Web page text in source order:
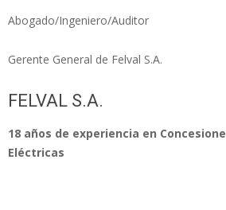
Abogado/Ingeniero/Auditor
Gerente General de Felval S.A.
FELVAL S.A.
18 años de experiencia en
Eléctricas